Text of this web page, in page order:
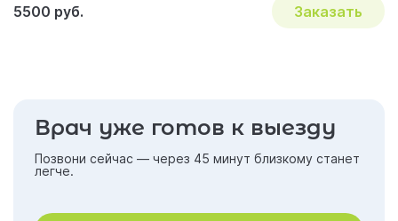
5500 руб. Заказать
Врач уже готов к выезду
Позвони сейчас — через 45 минут близкому станет
легче.